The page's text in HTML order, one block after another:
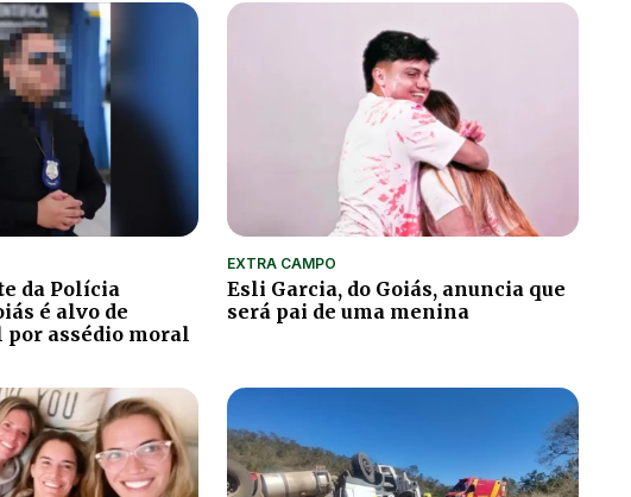
da Polícia
é alvo de
assédio moral
EXTRA CAMPO
Esli Garcia, do Goiás, anuncia que
será pai de uma menina